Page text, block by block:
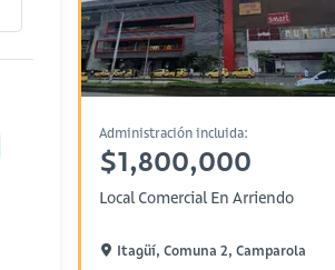
Administración incluida:
$1,800,000
Local Comercial En Arriendo
Itagüí, Comuna 2, Camparola